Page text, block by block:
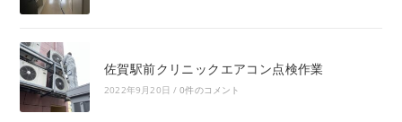
佐賀駅前クリニックエアコン点検作業
2022年9月20日 / 0件のコメント